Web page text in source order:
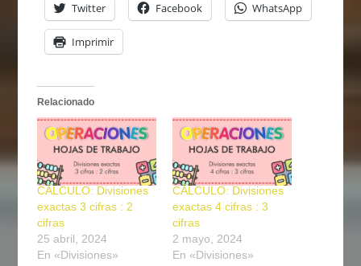
Twitter Facebook WhatsApp
Imprimir
Relacionado
CÁLCULO: Divisiones
exactas 3 cifras : 2
cifras
25 abril, 2024
En «Divisiones»
CÁLCULO: Divisiones
exactas 4 cifras : 3
cifras
2 mayo, 2024
En «Divisiones»